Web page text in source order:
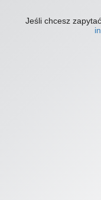
Jeśli chcesz